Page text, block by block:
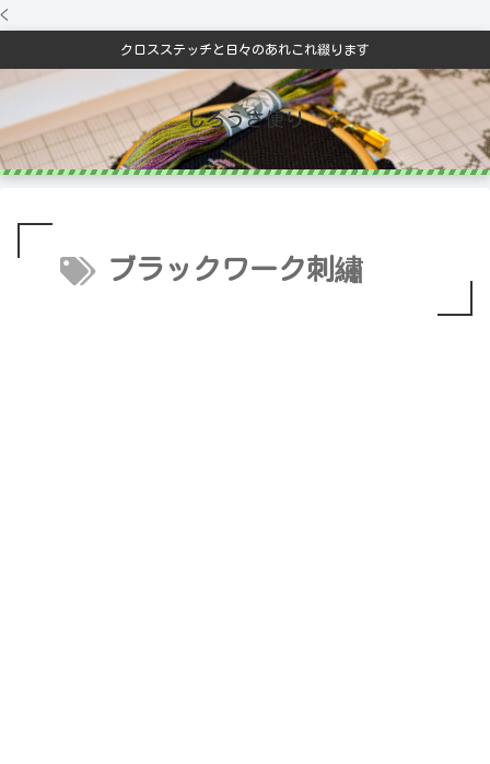
<
クロスステッチと日々のあれこれ綴ります
しろうさ便り
ブラックワーク刺繡